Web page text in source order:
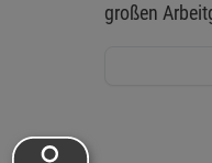
großen